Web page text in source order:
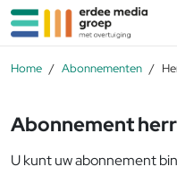
Ga naar de inhoud
Home Abonnementen
Abonnement
U kunt uw abonnement